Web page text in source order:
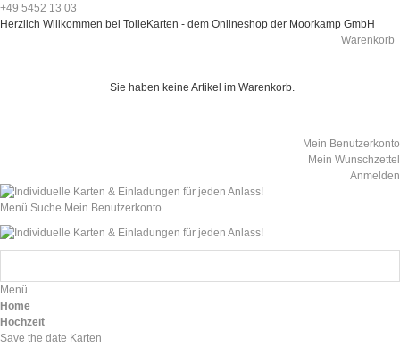
+49 5452 13 03
Herzlich Willkommen bei TolleKarten - dem Onlineshop der Moorkamp GmbH
Warenkorb
Sie haben keine Artikel im Warenkorb.
Mein Benutzerkonto
Mein Wunschzettel
Anmelden
Menü Suche Mein Benutzerkonto
Menü
Home
Hochzeit
Save the date Karten